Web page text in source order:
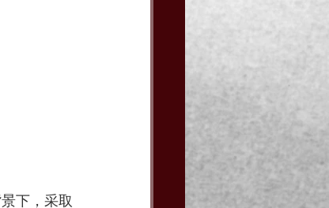
下，采取